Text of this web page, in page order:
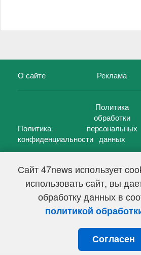
Сайт 47news использует
использовать сайт, вы
обработку данных в
политикой
Согласен
О сайте Реклама
Политика
конфиденциальности
Политика
обработки
персональных
данных
47 новостей (47 news)2005 — 2026 г.
Свидетельство о регистрации СМИ Эл №
Федеральной службой по надзору в сфере
информационных технологий и